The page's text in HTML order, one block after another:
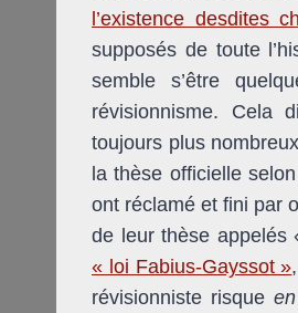
l’existence desdites
supposés de toute
semble s’être
révisionnisme. Cela
toujours plus
la thèse officielle
ont réclamé et fini par
de leur thèse
« loi Fabius-Gayssot »
révisionniste risque